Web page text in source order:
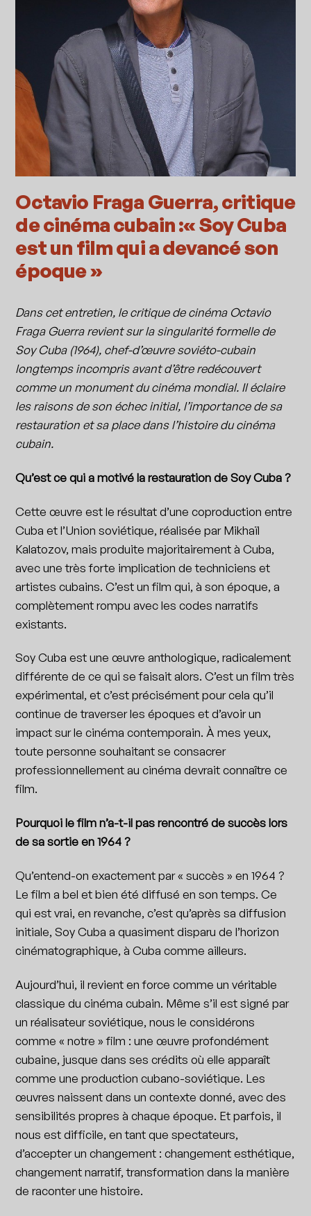
Octavio Fraga Guerra, critique
de cinéma cubain :« Soy Cuba
est un film qui a devancé son
époque »
Dans cet entretien, le critique de cinéma Octavio
Fraga Guerra revient sur la singularité formelle de
Soy Cuba (1964), chef-d’œuvre soviéto-cubain
longtemps incompris avant d’être redécouvert
comme un monument du cinéma mondial. Il éclaire
les raisons de son échec initial, l’importance de sa
restauration et sa place dans l’histoire du cinéma
cubain.
Qu’est ce qui a motivé la restauration de Soy Cuba ?
Cette œuvre est le résultat d’une coproduction entre
Cuba et l’Union soviétique, réalisée par Mikhaïl
Kalatozov, mais produite majoritairement à Cuba,
avec une très forte implication de techniciens et
artistes cubains. C’est un film qui, à son époque, a
complètement rompu avec les codes narratifs
existants.
Soy Cuba est une œuvre anthologique, radicalement
différente de ce qui se faisait alors. C’est un film très
expérimental, et c’est précisément pour cela qu’il
continue de traverser les époques et d’avoir un
impact sur le cinéma contemporain. À mes yeux,
toute personne souhaitant se consacrer
professionnellement au cinéma devrait connaître ce
film.
Pourquoi le film n’a-t-il pas rencontré de succès lors
de sa sortie en 1964 ?
Qu’entend-on exactement par « succès » en 1964 ?
Le film a bel et bien été diffusé en son temps. Ce
qui est vrai, en revanche, c’est qu’après sa diffusion
initiale, Soy Cuba a quasiment disparu de l’horizon
cinématographique, à Cuba comme ailleurs.
Aujourd’hui, il revient en force comme un véritable
classique du cinéma cubain. Même s’il est signé par
un réalisateur soviétique, nous le considérons
comme « notre » film : une œuvre profondément
cubaine, jusque dans ses crédits où elle apparaît
comme une production cubano-soviétique. Les
œuvres naissent dans un contexte donné, avec des
sensibilités propres à chaque époque. Et parfois, il
nous est difficile, en tant que spectateurs,
d’accepter un changement : changement esthétique,
changement narratif, transformation dans la manière
de raconter une histoire.